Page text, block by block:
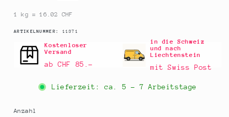
1 kg = 16.02 CHF
ARTIKELNUMMER: SKU:
11371
Kostenloser
Versand
ab CHF 85.–
in die Schweiz
und nach
Liechtenstein
mit Swiss Post
Lieferzeit: ca. 5 - 7 Arbeitstage
Anzahl
Anzahl